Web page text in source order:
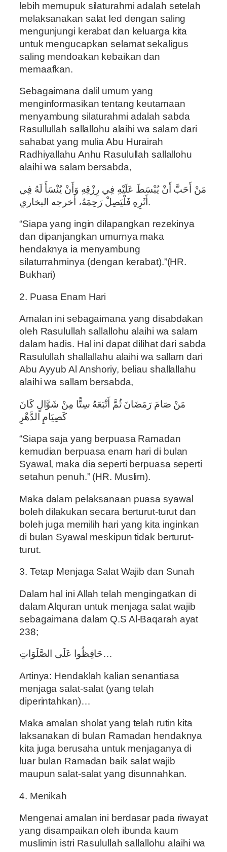
lebih memupuk silaturahmi adalah setelah
melaksanakan salat Ied dengan saling
mengunjungi kerabat dan keluarga kita
untuk mengucapkan selamat sekaligus
saling mendoakan kebaikan dan
memaafkan.
Sebagaimana dalil umum yang
menginformasikan tentang keutamaan
menyambung silaturahmi adalah sabda
Rasullullah sallallohu alaihi wa salam dari
sahabat yang mulia Abu Hurairah
Radhiyallahu Anhu Rasulullah sallallohu
alaihi wa salam bersabda,
مَنْ أَحَبَّ أَنْ يُبْسَطَ عَلَيْهِ فِي رِزْقِهِ وَأَنْ يُنْسَأَ لَهُ فِي
أَثَرِهِ فَلْيَصِلْ رَحِمَهُ، أخرجه البخاري.
“Siapa yang ingin dilapangkan rezekinya
dan dipanjangkan umurnya maka
hendaknya ia menyambung
silaturrahminya (dengan kerabat).”(HR.
Bukhari)
2. Puasa Enam Hari
Amalan ini sebagaimana yang disabdakan
oleh Rasulullah sallallohu alaihi wa salam
dalam hadis. Hal ini dapat dilihat dari sabda
Rasulullah shallallahu alaihi wa sallam dari
Abu Ayyub Al Anshoriy, beliau shallallahu
alaihi wa sallam bersabda,
مَنْ صَامَ رَمَضَانَ ثُمَّ أَتْبَعَهُ سِتًّا مِنْ شَوَّالٍ كَانَ
كَصِيَامِ الدَّهْرِ
“Siapa saja yang berpuasa Ramadan
kemudian berpuasa enam hari di bulan
Syawal, maka dia seperti berpuasa seperti
setahun penuh.” (HR. Muslim).
Maka dalam pelaksanaan puasa syawal
boleh dilakukan secara berturut-turut dan
boleh juga memilih hari yang kita inginkan
di bulan Syawal meskipun tidak berturut-
turut.
3. Tetap Menjaga Salat Wajib dan Sunah
Dalam hal ini Allah telah mengingatkan di
dalam Alquran untuk menjaga salat wajib
sebagaimana dalam Q.S Al-Baqarah ayat
238;
حَافِظُوا عَلَى الصَّلَوَاتِ…
Artinya: Hendaklah kalian senantiasa
menjaga salat-salat (yang telah
diperintahkan)…
Maka amalan sholat yang telah rutin kita
laksanakan di bulan Ramadan hendaknya
kita juga berusaha untuk menjaganya di
luar bulan Ramadan baik salat wajib
maupun salat-salat yang disunnahkan.
4. Menikah
Mengenai amalan ini berdasar pada riwayat
yang disampaikan oleh ibunda kaum
muslimin istri Rasulullah sallallohu alaihi wa